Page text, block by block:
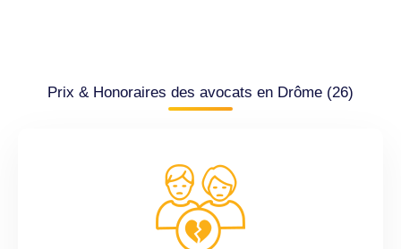
Prix & Honoraires des avocats en Drôme (26)